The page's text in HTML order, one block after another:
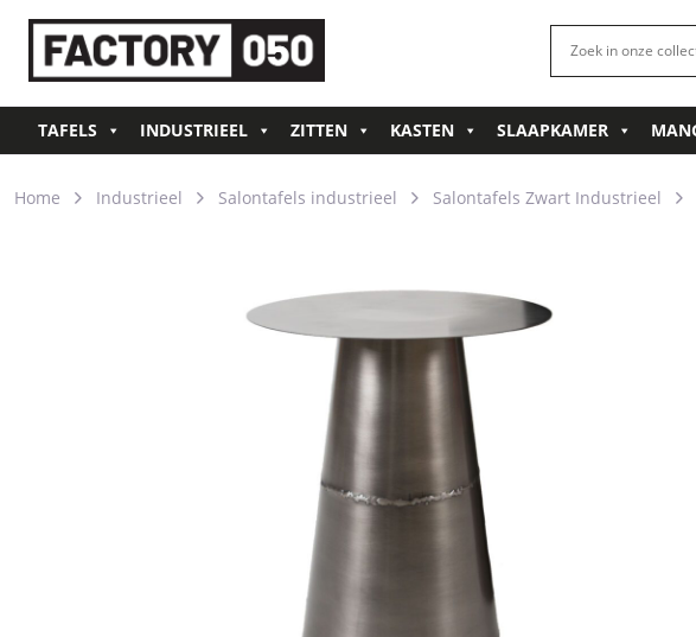
TAFELS INDUSTRIEEL ZITTEN KASTEN SLAAPKAMER
Home Industrieel Salontafels industrieel Salontafels Zwart Industrieel